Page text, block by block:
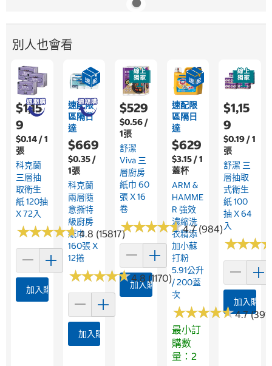
別人也會看
$1,15
9
$0.14 / 1
張
科克蘭
三層抽
取衛生
紙 120抽
X 72入
★★★★★
★★★★★4.8 (15817)
加入購物車
速配限
區隔日
達
$669
$0.35 /
1張
科克蘭
兩層隨
意撕特
級廚房
紙巾
160張 X
12捲
★★★★★
★★★★★4.8 (1170)
加入購物車
$529
$0.56 /
1張
舒潔
Viva 三
層廚房
紙巾 60
張 X 16
卷
★★★★★
★★★★★4.7 (984)
加入購物車
速配限
區隔日
達
$629
$3.15 / 1
蓋杯
ARM &
HAMME
R 強效
濃縮洗
衣精添
加小蘇
打粉
5.91公升
/ 200蓋
次
★★★★★
★★★★★4.7 (391)
最小訂
購數
量：2
$1,15
9
$0.19 / 1
張
舒潔 三
層抽取
式衛生
紙 100
抽 X 64
入
★★★
★★★
加入購物